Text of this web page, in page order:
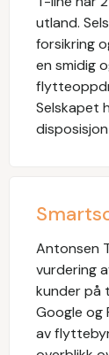
utland.
forsikring
en smidig
Selskapet
Antonsen
vurdering
kunder på
Google og
av